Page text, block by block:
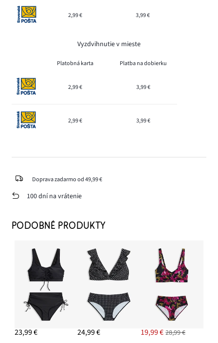
2,99 € 3,99 €
Vyzdvihnutie v mieste
Platobná karta Platba na dobierku
2,99 € 3,99 €
2,99 € 3,99 €
Doprava zadarmo od 49,99 €
100 dní na vrátenie
PODOBNÉ PRODUKTY
23,99 € 24,99 € 19,99 € 28,99 €